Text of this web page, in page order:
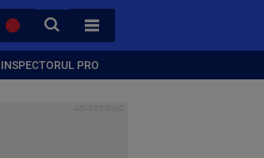
CAUTA
TOATE CATEGORIILE
INSPECTORUL PRO